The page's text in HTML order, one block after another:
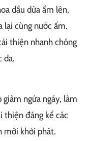
dầu dừa ấm lên,
lại cùng nước ấm.
thiện nhanh chóng
da.
ngứa ngáy, làm
thiện đáng kể các
mới khởi phát.